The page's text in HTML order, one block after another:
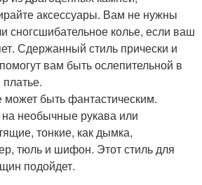
аксессуары. Вам не нужны
сногсшибательное колье, если ваш
Сдержанный стиль прически и
вам быть ослепительной в
быть фантастическим.
необычные рукава или
тонкие, как дымка,
тюль и шифон. Этот стиль для
подойдет.